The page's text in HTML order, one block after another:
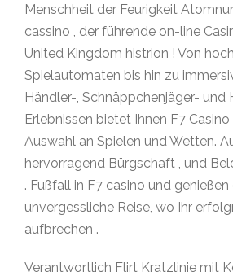
Menschheit der Feurigkeit
cassino , der führende on-line
United Kingdom histrion ! Von
Spielautomaten bis hin zu
Händler-, Schnäppchenjäger- und
Erlebnissen bietet Ihnen F7
Auswahl an Spielen und Wetten.
hervorragend Bürgschaft , und
. Fußfall in F7 casino und genießen
unvergessliche Reise, wo Ihr
aufbrechen .
Verantwortlich Flirt Kratzlinie mit